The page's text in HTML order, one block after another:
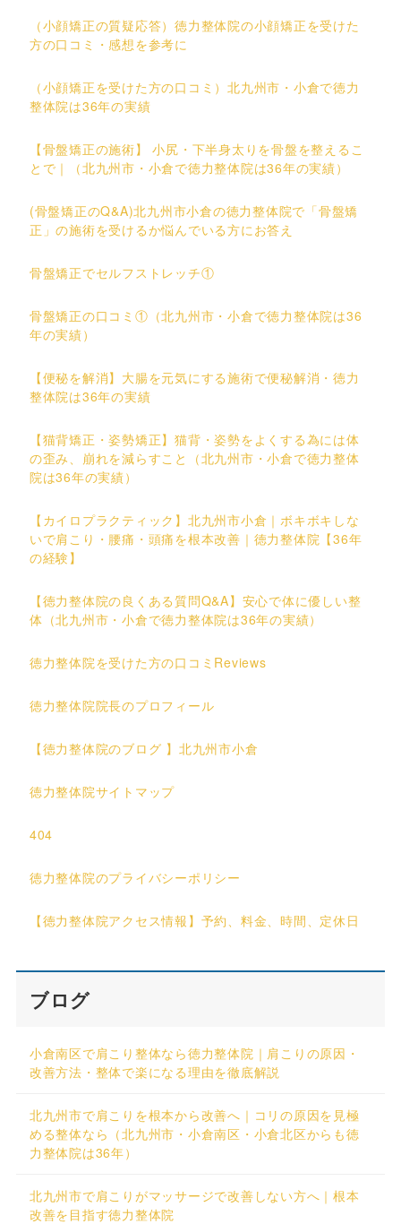
（小顔矯正の質疑応答）徳力整体院の小顔矯正を受けた
方の口コミ・感想を参考に
（小顔矯正を受けた方の口コミ）北九州市・小倉で徳力
整体院は36年の実績
【骨盤矯正の施術】 小尻・下半身太りを骨盤を整えるこ
とで｜（北九州市・小倉で徳力整体院は36年の実績）
(骨盤矯正のQ&A)北九州市小倉の徳力整体院で「骨盤矯
正」の施術を受けるか悩んでいる方にお答え
骨盤矯正でセルフストレッチ①
骨盤矯正の口コミ①（北九州市・小倉で徳力整体院は36
年の実績）
【便秘を解消】大腸を元気にする施術で便秘解消・徳力
整体院は36年の実績
【猫背矯正・姿勢矯正】猫背・姿勢をよくする為には体
の歪み、崩れを減らすこと（北九州市・小倉で徳力整体
院は36年の実績）
【カイロプラクティック】北九州市小倉｜ボキボキしな
いで肩こり・腰痛・頭痛を根本改善｜徳力整体院【36年
の経験】
【徳力整体院の良くある質問Q&A】安心で体に優しい整
体（北九州市・小倉で徳力整体院は36年の実績）
徳力整体院を受けた方の口コミReviews
徳力整体院院長のプロフィール
【徳力整体院のブログ 】北九州市小倉
徳力整体院サイトマップ
404
徳力整体院のプライバシーポリシー
【徳力整体院アクセス情報】予約、料金、時間、定休日
ブログ
小倉南区で肩こり整体なら徳力整体院｜肩こりの原因・
改善方法・整体で楽になる理由を徹底解説
北九州市で肩こりを根本から改善へ｜コリの原因を見極
める整体なら（北九州市・小倉南区・小倉北区からも徳
力整体院は36年）
北九州市で肩こりがマッサージで改善しない方へ｜根本
改善を目指す徳力整体院